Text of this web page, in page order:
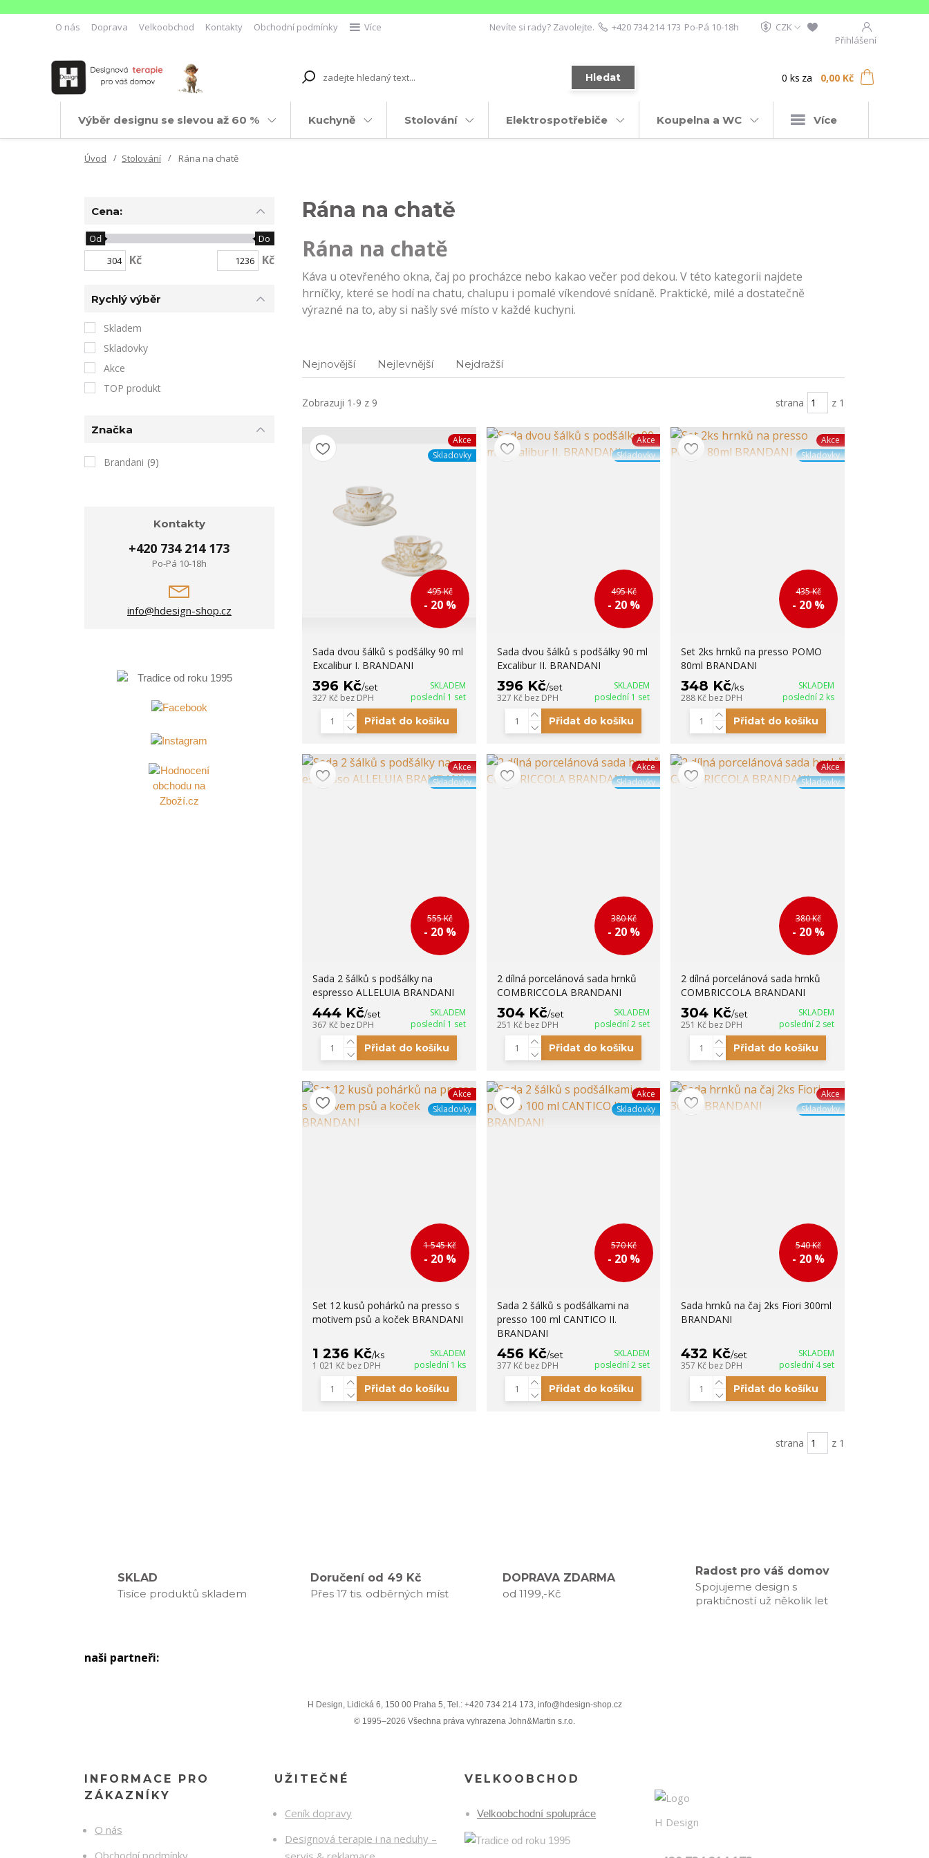
O nás Doprava Velkoobchod Kontakty Obchodní podmínky Více
CZK
Přihlášení
Hledat
Nevíte si rady? Zavolejte. +420 734 214 173 Po-Pá 10-18h
0 ks za 0,00 Kč
Výběr designu se slevou až 60 % Kuchyně Stolování Elektrospotřebiče Koupelna a WC Více
Úvod Stolování Rána na chatě
Rána na chatě
Rána na chatě
Káva u otevřeného okna, čaj po procházce nebo kakao večer pod dekou. V této kategorii najdete
hrníčky, které se hodí na chatu, chalupu i pomalé víkendové snídaně. Praktické, milé a dostatečně
výrazné na to, aby si našly své místo v každé kuchyni.
Nejnovější Nejlevnější Nejdražší
Zobrazuji 1-9 z 9 strana z 1
Akce
Skladovky
495 Kč
- 20 %
Sada dvou šálků s podšálky 90 ml
Excalibur I. BRANDANI
396 Kč/set
327 Kč bez DPH
SKLADEM
poslední 1 set
Přidat do košíku
Akce
Skladovky
495 Kč
- 20 %
Sada dvou šálků s podšálky 90 ml
Excalibur II. BRANDANI
396 Kč/set
327 Kč bez DPH
SKLADEM
poslední 1 set
Přidat do košíku
Akce
Skladovky
435 Kč
- 20 %
Set 2ks hrnků na presso POMO
80ml BRANDANI
348 Kč/ks
288 Kč bez DPH
SKLADEM
poslední 2 ks
Přidat do košíku
Akce
Skladovky
555 Kč
- 20 %
Sada 2 šálků s podšálky na
espresso ALLELUIA BRANDANI
444 Kč/set
367 Kč bez DPH
SKLADEM
poslední 1 set
Přidat do košíku
Akce
Skladovky
380 Kč
- 20 %
2 dílná porcelánová sada hrnků
COMBRICCOLA BRANDANI
304 Kč/set
251 Kč bez DPH
SKLADEM
poslední 2 set
Přidat do košíku
Akce
Skladovky
380 Kč
- 20 %
2 dílná porcelánová sada hrnků
COMBRICCOLA BRANDANI
304 Kč/set
251 Kč bez DPH
SKLADEM
poslední 2 set
Přidat do košíku
Akce
Skladovky
1 545 Kč
- 20 %
Set 12 kusů pohárků na presso s
motivem psů a koček BRANDANI
1 236 Kč/ks
1 021 Kč bez DPH
SKLADEM
poslední 1 ks
Přidat do košíku
Akce
Skladovky
570 Kč
- 20 %
Sada 2 šálků s podšálkami na
presso 100 ml CANTICO II.
BRANDANI
456 Kč/set
377 Kč bez DPH
SKLADEM
poslední 2 set
Přidat do košíku
Akce
Skladovky
540 Kč
- 20 %
Sada hrnků na čaj 2ks Fiori 300ml
BRANDANI
432 Kč/set
357 Kč bez DPH
SKLADEM
poslední 4 set
Přidat do košíku
strana z 1
Cena:
Kč
Od Do
Kč
Rychlý výběr
Skladem
Skladovky
Akce
TOP produkt
Značka
Brandani (9)
Kontakty
+420 734 214 173
Po-Pá 10-18h
info@hdesign-shop.cz
SKLAD
Tisíce produktů skladem
Doručení od 49 Kč
Přes 17 tis. odběrných míst
DOPRAVA ZDARMA
od 1199,-Kč
Radost pro váš domov
Spojujeme design s
praktičností už několik let
naši partneři:
H Design, Lidická 6, 150 00 Praha 5, Tel.: +420 734 214 173, info@hdesign-shop.cz
© 1995–2026 Všechna práva vyhrazena John&Martin s.r.o.
INFORMACE PRO
ZÁKAZNÍKY
O nás
UŽITEČNÉ
Ceník dopravy
Designová terapie i na neduhy –
VELKOOBCHOD
Velkoobchodní spolupráce
H Design